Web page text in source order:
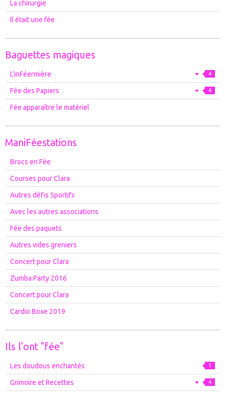
La chirurgie
Il était une fée
Baguettes magiques
L'inFéermière 4
Fée des Papiers 4
Fée apparaître le matériel
ManiFéestations
Brocs en Fée
Courses pour Clara
Autres défis Sportifs
Avec les autres associations
Fée des paquets
Autres vides greniers
Concert pour Clara
Zumba Party 2016
Concert pour Clara
Cardio Boxe 2019
Ils l'ont "fée"
Les doudous enchantés 1
Grimoire et Recettes 4